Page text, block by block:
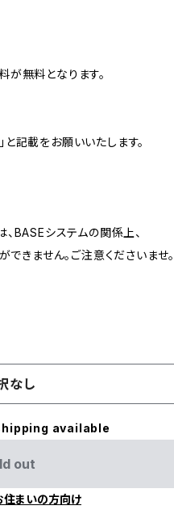
無料となります。
記載をお願いいたします。
BASEシステムの関係上、
きません。ご注意くださいませ。
なし
available
out
住まいの方向け